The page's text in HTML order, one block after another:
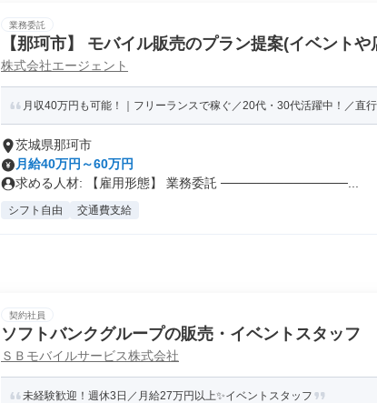
業務委託
【那珂市】 モバイル販売のプラン提案(イベント
PT)
株式会社エージェント
月収40万円も可能！｜フリーランスで稼ぐ／20代・30代活躍中！／直
茨城県那珂市
月給40万円～60万円
求める人材: 【雇用形態】 業務委託 ──────────────...
シフト自由 交通費支給
契約社員
ソフトバンクグループの販売・イベントスタッフ
ＳＢモバイルサービス株式会社
未経験歓迎！週休3日／月給27万円以上✨イベントスタッフ